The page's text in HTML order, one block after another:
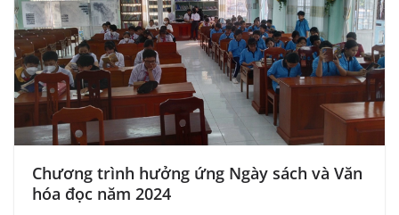
Chương trình hưởng ứng Ngày sách và Văn
hóa đọc năm 2024